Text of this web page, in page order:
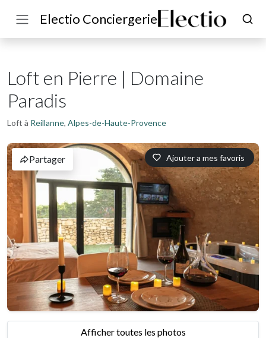
Electio Conciergerie
Loft en Pierre | Domaine
Paradis
Loft à Reillanne, Alpes-de-Haute-Provence
Ajouter a mes favoris
Partager
Afficher toutes les photos